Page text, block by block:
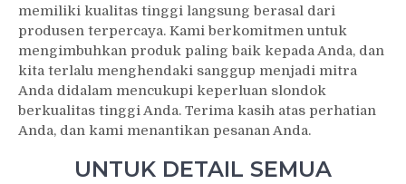
memiliki kualitas tinggi langsung berasal dari
produsen terpercaya. Kami berkomitmen untuk
mengimbuhkan produk paling baik kepada Anda, dan
kita terlalu menghendaki sanggup menjadi mitra
Anda didalam mencukupi keperluan slondok
berkualitas tinggi Anda. Terima kasih atas perhatian
Anda, dan kami menantikan pesanan Anda.
UNTUK DETAIL SEMUA